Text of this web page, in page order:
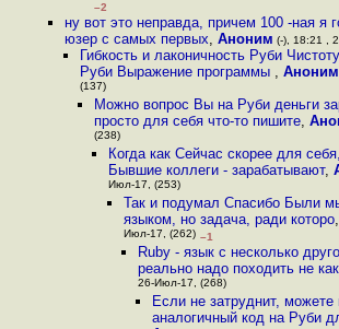
–2
ну вот это неправда, причем 100 -ная я
юзер с самых первых,Аноним (-), 18:21 ,
Гибкость и лаконичность Руби
Руби Выражение программы , Аноним
(137)
Можно вопрос Вы на Руби деньги
просто для себя что-то пишите,
(238)
Когда как Сейчас скорее для
Бывшие коллеги - зарабатывают,
Июл-17, (253)
Так и подумал Спасибо Были
языком, но задача, ради которо,
Июл-17, (262) –1
Ruby - язык с несколько
реально надо походить не
26-Июл-17, (268)
Если не затруднит, можете
аналогичный код на Руби